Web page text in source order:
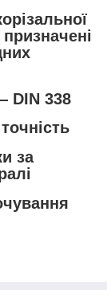
DIN 338
за